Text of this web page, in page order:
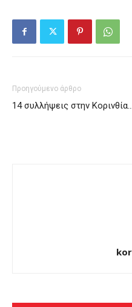
Προηγούμενο άρθρο
14 συλλήψεις στην Κορινθία…